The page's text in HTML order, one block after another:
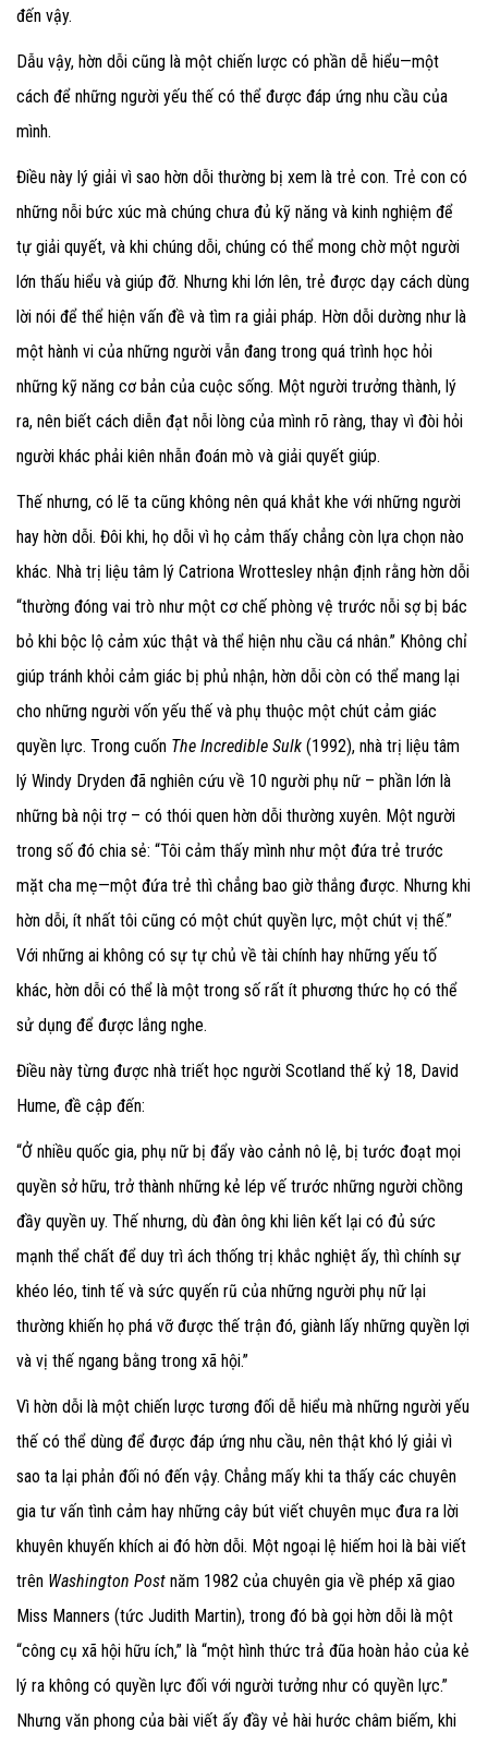
đến vậy.
Dẫu vậy, hờn dỗi cũng là một chiến lược có phần dễ hiểu—một
cách để những người yếu thế có thể được đáp ứng nhu cầu của
mình.
Điều này lý giải vì sao hờn dỗi thường bị xem là trẻ con. Trẻ con có
những nỗi bức xúc mà chúng chưa đủ kỹ năng và kinh nghiệm để
tự giải quyết, và khi chúng dỗi, chúng có thể mong chờ một người
lớn thấu hiểu và giúp đỡ. Nhưng khi lớn lên, trẻ được dạy cách dùng
lời nói để thể hiện vấn đề và tìm ra giải pháp. Hờn dỗi dường như là
một hành vi của những người vẫn đang trong quá trình học hỏi
những kỹ năng cơ bản của cuộc sống. Một người trưởng thành, lý
ra, nên biết cách diễn đạt nỗi lòng của mình rõ ràng, thay vì đòi hỏi
người khác phải kiên nhẫn đoán mò và giải quyết giúp.
Thế nhưng, có lẽ ta cũng không nên quá khắt khe với những người
hay hờn dỗi. Đôi khi, họ dỗi vì họ cảm thấy chẳng còn lựa chọn nào
khác. Nhà trị liệu tâm lý Catriona Wrottesley nhận định rằng hờn dỗi
“thường đóng vai trò như một cơ chế phòng vệ trước nỗi sợ bị bác
bỏ khi bộc lộ cảm xúc thật và thể hiện nhu cầu cá nhân.” Không chỉ
giúp tránh khỏi cảm giác bị phủ nhận, hờn dỗi còn có thể mang lại
cho những người vốn yếu thế và phụ thuộc một chút cảm giác
quyền lực. Trong cuốn The Incredible Sulk (1992), nhà trị liệu tâm
lý Windy Dryden đã nghiên cứu về 10 người phụ nữ – phần lớn là
những bà nội trợ – có thói quen hờn dỗi thường xuyên. Một người
trong số đó chia sẻ: “Tôi cảm thấy mình như một đứa trẻ trước
mặt cha mẹ—một đứa trẻ thì chẳng bao giờ thắng được. Nhưng khi
hờn dỗi, ít nhất tôi cũng có một chút quyền lực, một chút vị thế.”
Với những ai không có sự tự chủ về tài chính hay những yếu tố
khác, hờn dỗi có thể là một trong số rất ít phương thức họ có thể
sử dụng để được lắng nghe.
Điều này từng được nhà triết học người Scotland thế kỷ 18, David
Hume, đề cập đến:
“Ở nhiều quốc gia, phụ nữ bị đẩy vào cảnh nô lệ, bị tước đoạt mọi
quyền sở hữu, trở thành những kẻ lép vế trước những người chồng
đầy quyền uy. Thế nhưng, dù đàn ông khi liên kết lại có đủ sức
mạnh thể chất để duy trì ách thống trị khắc nghiệt ấy, thì chính sự
khéo léo, tinh tế và sức quyến rũ của những người phụ nữ lại
thường khiến họ phá vỡ được thế trận đó, giành lấy những quyền lợi
và vị thế ngang bằng trong xã hội.”
Vì hờn dỗi là một chiến lược tương đối dễ hiểu mà những người yếu
thế có thể dùng để được đáp ứng nhu cầu, nên thật khó lý giải vì
sao ta lại phản đối nó đến vậy. Chẳng mấy khi ta thấy các chuyên
gia tư vấn tình cảm hay những cây bút viết chuyên mục đưa ra lời
khuyên khuyến khích ai đó hờn dỗi. Một ngoại lệ hiếm hoi là bài viết
trên Washington Post năm 1982 của chuyên gia về phép xã giao
Miss Manners (tức Judith Martin), trong đó bà gọi hờn dỗi là một
“công cụ xã hội hữu ích,” là “một hình thức trả đũa hoàn hảo của kẻ
lý ra không có quyền lực đối với người tưởng như có quyền lực.”
Nhưng văn phong của bài viết ấy đầy vẻ hài hước châm biếm, khi